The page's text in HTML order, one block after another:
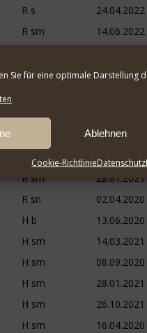
Sie für eine optimale Darstellung
Ablehnen
Cookie-RichtlinieDatenschutz
R s 24.04.2022
R sm 14.06.2022
H b 14.06.2022
H sm
22.05.2022
Hunden teilgenommen
R sm 28.01.2021
R sn 02.04.2020
H b 13.06.2020
H sm 14.03.2021
H sm 08.09.2020
H sm 28.01.2021
H sm 26.10.2021
H sm 16.04.2020